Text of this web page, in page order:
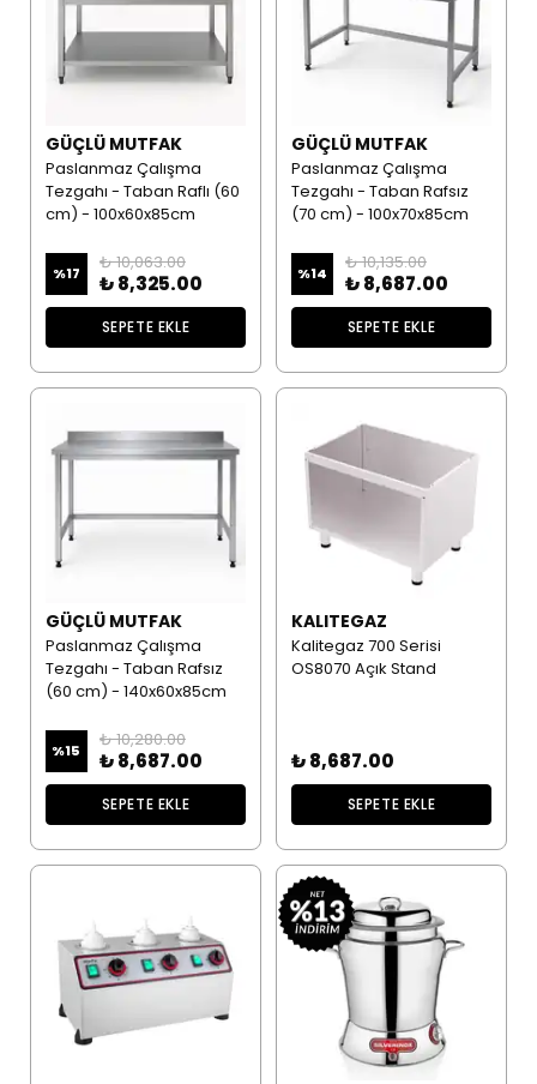
GÜÇLÜ MUTFAK
Paslanmaz Çalışma
Tezgahı - Taban Raflı (60
cm) - 100x60x85cm
%17
₺ 10,063.00
₺ 8,325.00
SEPETE EKLE
GÜÇLÜ MUTFAK
Paslanmaz Çalışma
Tezgahı - Taban Rafsız
(70 cm) - 100x70x85cm
%14
₺ 10,135.00
₺ 8,687.00
SEPETE EKLE
GÜÇLÜ MUTFAK
Paslanmaz Çalışma
Tezgahı - Taban Rafsız
(60 cm) - 140x60x85cm
%15
₺ 10,280.00
₺ 8,687.00
SEPETE EKLE
KALITEGAZ
Kalitegaz 700 Serisi
OS8070 Açık Stand
₺ 8,687.00
SEPETE EKLE